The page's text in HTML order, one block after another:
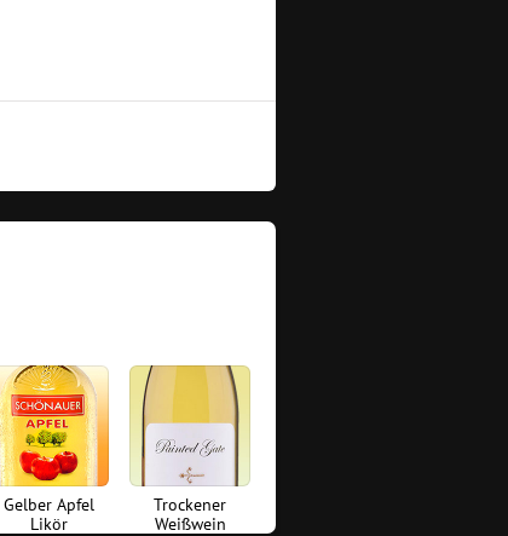
Gelber Apfel
Likör
Trockener
Weißwein